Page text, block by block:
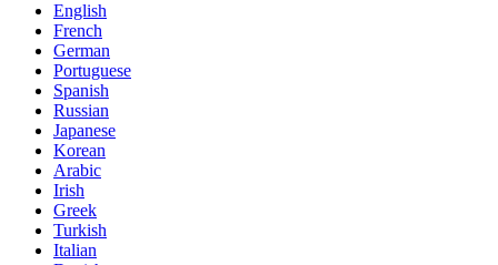
English
French
German
Portuguese
Spanish
Russian
Japanese
Korean
Arabic
Irish
Greek
Turkish
Italian